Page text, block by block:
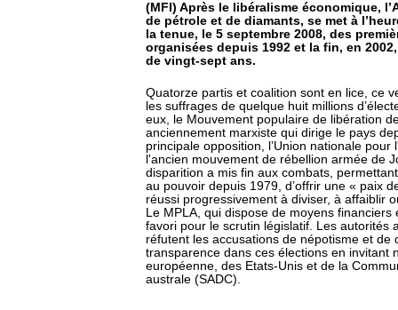
(MFI) Après le libéralisme économique,
de pétrole et de diamants, se met à
la tenue, le 5 septembre 2008, des
organisées depuis 1992 et la fin, en
de vingt-sept ans.
Quatorze partis et coalition sont en lice, ce
les suffrages de quelque huit millions
eux, le Mouvement populaire de libération
anciennement marxiste qui dirige le pays
principale opposition, l’Union nationale
l'ancien mouvement de rébellion armée de
disparition a mis fin aux combats,
au pouvoir depuis 1979, d’offrir une « paix
réussi progressivement à diviser, à affaiblir
Le MPLA, qui dispose de moyens
favori pour le scrutin législatif. Les autorités
réfutent les accusations de népotisme et
transparence dans ces élections en invitant
européenne, des Etats-Unis et de la
australe (SADC).